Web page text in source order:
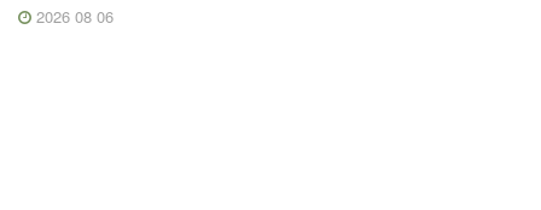
2026 08 06